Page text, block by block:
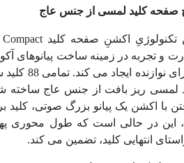
صفحه کلید لمسی از جنس عاج
تکنولوژیِ اکشنِ صفحه کلید
و تجربه در زمینه ساخت پیانوهای
ای فوق العاده از حس
ریز بافت از جنس عاج ساخته
با اکشن یک پیانو بزرگ صوتی،
این در حالی است که طول محوری
انتهایی کلید، تضمین می کند.